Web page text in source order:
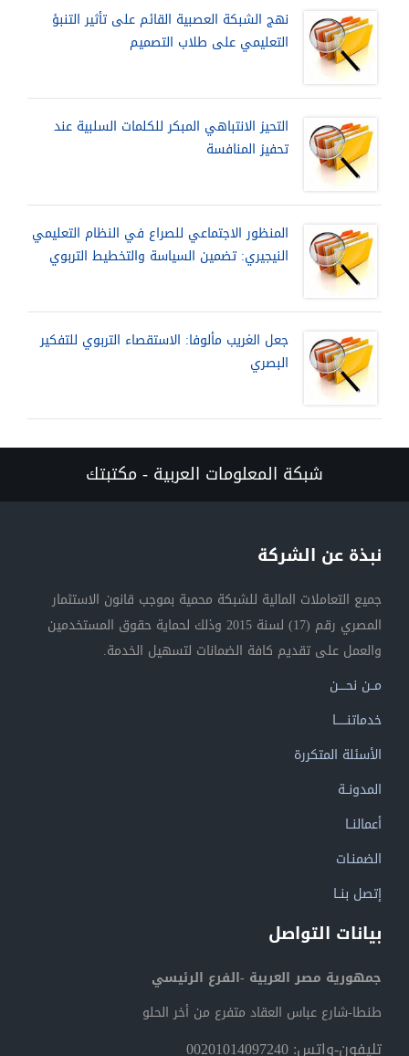
نهج الشبكة العصبية القائم على تأثير التنبؤ
التعليمي على طلاب التصميم
التحيز الانتباهي المبكر للكلمات السلبية عند
تحفيز المنافسة
المنظور الاجتماعي للصراع في النظام التعليمي
النيجيري: تضمين السياسة والتخطيط التربوي
جعل الغريب مألوفا: الاستقصاء التربوي للتفكير
البصري
شبكة المعلومات العربية - مكتبتك
نبذة عن الشركة
جميع التعاملات المالية للشبكة محمية بموجب قانون الاستثمار
المصري رقم (17) لسنة 2015 وذلك لحماية حقوق المستخدمين
والعمل على تقديم كافة الضمانات لتسهيل الخدمة.
مــن نحــــن
خدماتنــــــا
الأسئلة المتكررة
المدونــة
أعمالنــا
الضمنـات
إتصل بنــا
بيانات التواصل
جمهورية مصر العربية -الفرع الرئيسي
طنطا-شارع عباس العقاد متفرع من أخر الحلو
تليفون-واتس: 00201014097240